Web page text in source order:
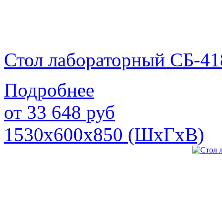
Стол лабораторный СБ-
Подробнее
от 33 648 руб
1530х600х850 (ШхГхВ)